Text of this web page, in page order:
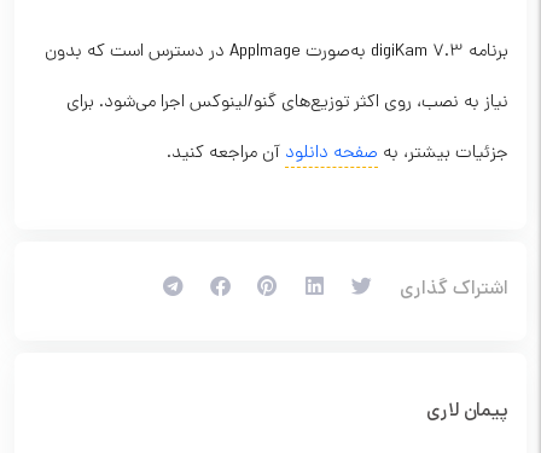
برنامه digiKam 7.3 به‌صورت AppImage در دسترس است که بدون
نیاز به نصب، روی اکثر توزیع‌های گنو/لینوکس اجرا می‌شود. برای
جزئیات بیشتر، به صفحه دانلود آن مراجعه کنید.
اشتراک گذاری
پیمان لاری